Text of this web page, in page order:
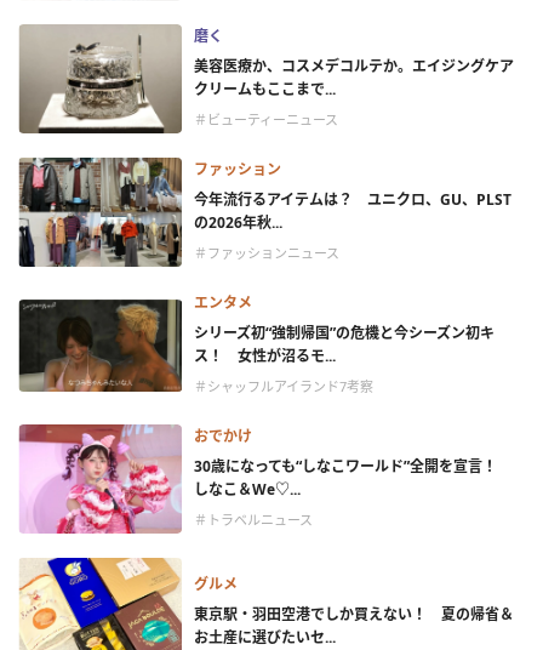
磨く
美容医療か、コスメデコルテか。エイジングケア
クリームもここまで...
＃ビューティーニュース
ファッション
今年流行るアイテムは？ ユニクロ、GU、PLST
の2026年秋...
＃ファッションニュース
エンタメ
シリーズ初“強制帰国”の危機と今シーズン初キ
ス！ 女性が沼るモ...
＃シャッフルアイランド7考察
おでかけ
30歳になっても“しなこワールド”全開を宣言！
しなこ＆We♡...
＃トラベルニュース
グルメ
東京駅・羽田空港でしか買えない！ 夏の帰省＆
お土産に選びたいセ...